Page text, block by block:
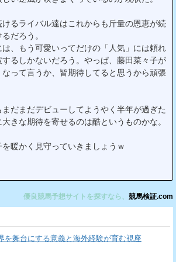
るライバル達はこれからも斤量の恩恵が続
だろう。
、もう可愛いってだけの「人気」には頼れ
るしかないだろう。やっぱ、藤田菜々子が
って言うか、皆期待してると思うから頑張
だまだデビューしてようやく半年が過ぎた
きな期待を寄せるのは酷というものかな。
暖かく見守っていきましょうｗ
優良競馬予想サイトを探すなら、 競馬検証.com
を舞台にする意義と海外経験が育む視座